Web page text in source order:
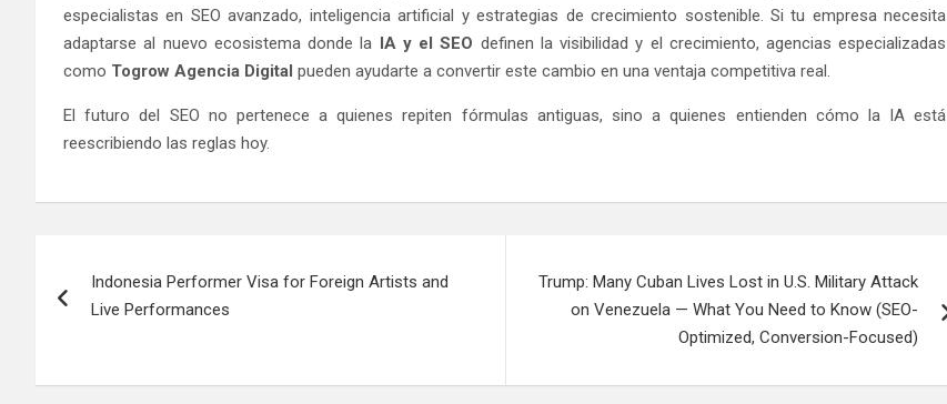
especialistas en SEO avanzado, inteligencia artificial y estrategias de crecimiento sostenible. Si tu empresa necesita
adaptarse al nuevo ecosistema donde la IA y el SEO definen la visibilidad y el crecimiento, agencias especializadas
como Togrow Agencia Digital pueden ayudarte a convertir este cambio en una ventaja competitiva real.
El futuro del SEO no pertenece a quienes repiten fórmulas antiguas, sino a quienes entienden cómo la IA está
reescribiendo las reglas hoy.
navigation
Indonesia Performer Visa for Foreign Artists and
Live Performances
Trump: Many Cuban Lives Lost in U.S. Military Attack
on Venezuela — What You Need to Know (SEO-
Optimized, Conversion-Focused)